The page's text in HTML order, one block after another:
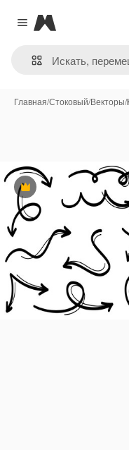
Close menu
Magnific
Главная/Стоковый/Векторы/
Премиум